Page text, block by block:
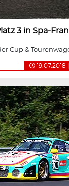
3 in Spa-
Cup &
19.07.2018